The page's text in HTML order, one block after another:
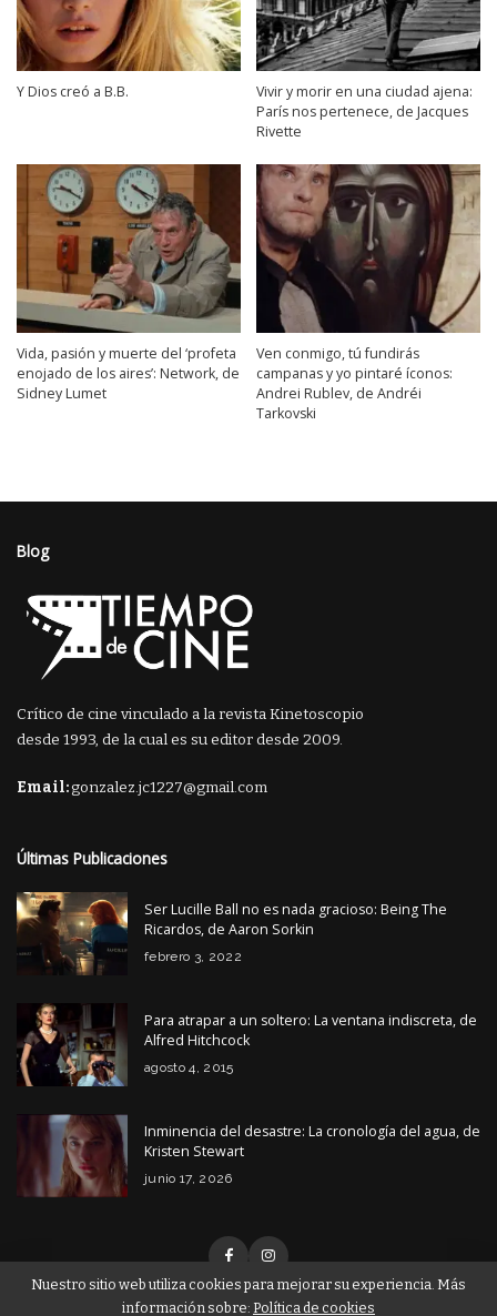
Y Dios creó a B.B.
Vivir y morir en una ciudad ajena:
París nos pertenece, de Jacques
Rivette
Vida, pasión y muerte del ‘profeta
enojado de los aires’: Network, de
Sidney Lumet
Ven conmigo, tú fundirás
campanas y yo pintaré íconos:
Andrei Rublev, de Andréi
Tarkovski
Blog
Crítico de cine vinculado a la revista Kinetoscopio
desde 1993, de la cual es su editor desde 2009.
Email:gonzalez.jc1227@gmail.com
Últimas Publicaciones
Ser Lucille Ball no es nada gracioso: Being The
Ricardos, de Aaron Sorkin
febrero 3, 2022
Para atrapar a un soltero: La ventana indiscreta, de
Alfred Hitchcock
agosto 4, 2015
Inminencia del desastre: La cronología del agua, de
Kristen Stewart
junio 17, 2026
Nuestro sitio web utiliza cookies para mejorar su experiencia. Más
información sobre: Política de cookies